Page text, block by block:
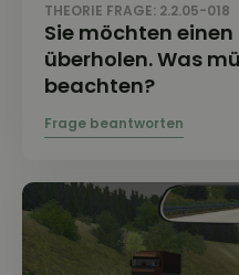
THEORIE FRAGE: 2.2.05-018
Sie möchten
überholen. Was
beachten?